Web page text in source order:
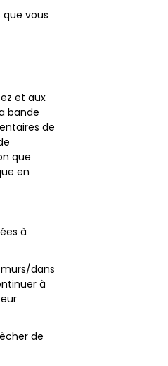
vous
et aux
bande
de
que
en
à
dans
à
de